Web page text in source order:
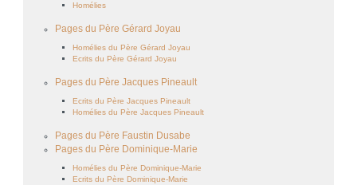
Homélies
Pages du Père Gérard Joyau
Homélies du Père Gérard Joyau
Ecrits du Père Gérard Joyau
Pages du Père Jacques Pineault
Ecrits du Père Jacques Pineault
Homélies du Père Jacques Pineault
Pages du Père Faustin Dusabe
Pages du Père Dominique-Marie
Homélies du Père Dominique-Marie
Ecrits du Père Dominique-Marie